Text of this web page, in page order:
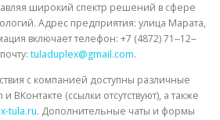
широкий спектр решений в сфере
Адрес предприятия: улица Марата,
включает телефон: +7 (4872) 71‒12‒
tuladuplex@gmail.com.
с компанией доступны различные
ВКонтакте (ссылки отсутствуют), а также
tula.ru. Дополнительные чаты и формы